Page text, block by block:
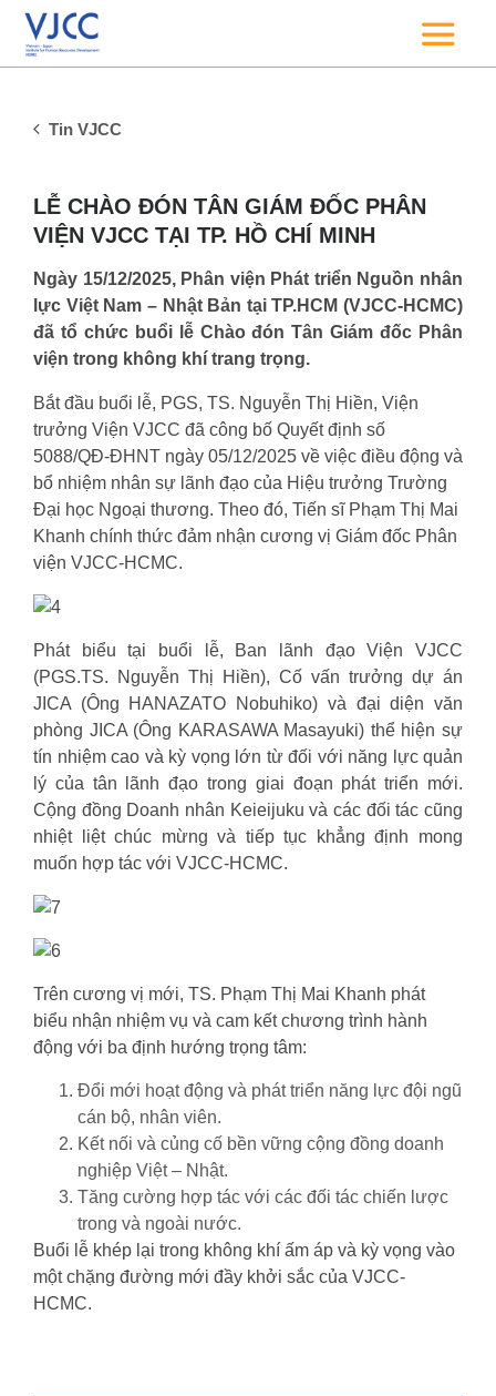
Tin VJCC
LỄ CHÀO ĐÓN TÂN GIÁM ĐỐC PHÂN
VIỆN VJCC TẠI TP. HỒ CHÍ MINH
Ngày 15/12/2025, Phân viện Phát triển Nguồn nhân
lực Việt Nam – Nhật Bản tại TP.HCM (VJCC-HCMC)
đã tổ chức buổi lễ Chào đón Tân Giám đốc Phân
viện trong không khí trang trọng.
Bắt đầu buổi lễ, PGS, TS. Nguyễn Thị Hiền, Viện
trưởng Viện VJCC đã công bố Quyết định số
5088/QĐ-ĐHNT ngày 05/12/2025 về việc điều động và
bổ nhiệm nhân sự lãnh đạo của Hiệu trưởng Trường
Đại học Ngoại thương. Theo đó, Tiến sĩ Phạm Thị Mai
Khanh chính thức đảm nhận cương vị Giám đốc Phân
viện VJCC-HCMC.
Phát biểu tại buổi lễ, Ban lãnh đạo Viện VJCC
(PGS.TS. Nguyễn Thị Hiền), Cố vấn trưởng dự án
JICA (Ông HANAZATO Nobuhiko) và đại diện văn
phòng JICA (Ông KARASAWA Masayuki) thể hiện sự
tín nhiệm cao và kỳ vọng lớn từ đối với năng lực quản
lý của tân lãnh đạo trong giai đoạn phát triển mới.
Cộng đồng Doanh nhân Keieijuku và các đối tác cũng
nhiệt liệt chúc mừng và tiếp tục khẳng định mong
muốn hợp tác với VJCC-HCMC.
Trên cương vị mới, TS. Phạm Thị Mai Khanh phát
biểu nhận nhiệm vụ và cam kết chương trình hành
động với ba định hướng trọng tâm:
Đổi mới hoạt động và phát triển năng lực đội ngũ
cán bộ, nhân viên.
Kết nối và củng cố bền vững cộng đồng doanh
nghiệp Việt – Nhật.
Tăng cường hợp tác với các đối tác chiến lược
trong và ngoài nước.
Buổi lễ khép lại trong không khí ấm áp và kỳ vọng vào
một chặng đường mới đầy khởi sắc của VJCC-
HCMC.